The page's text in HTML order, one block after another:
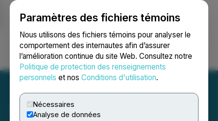
Paramètres des fichiers témoins
Nous utilisons des fichiers témoins pour analyser le
comportement des internautes afin d’assurer
l’amélioration continue du site Web. Consultez notre
Politique de protection des renseignements
personnels et nos Conditions d'utilisation.
Nécessaires
Analyse de données
Ouvrir une session Recherche English